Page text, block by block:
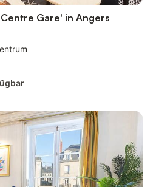
Gare' in Angers